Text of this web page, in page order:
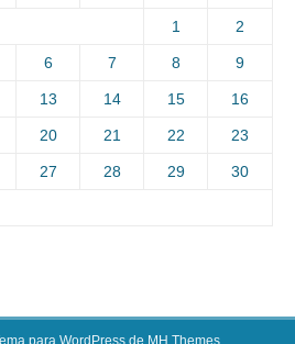
1 2
6 7 8 9
13 14 15 16
20 21 22 23
27 28 29 30
para WordPress de MH Themes